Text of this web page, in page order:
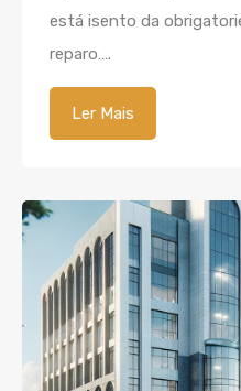
está isento da
reparo….
Ler Mais